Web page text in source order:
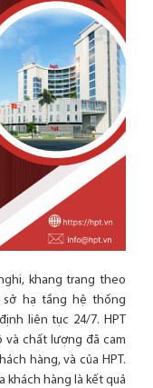
khang trang theo
hạ tầng hệ thống
liên tục 24/7. HPT
chất lượng đã cam
hàng, và của HPT.
khách hàng là kết quả